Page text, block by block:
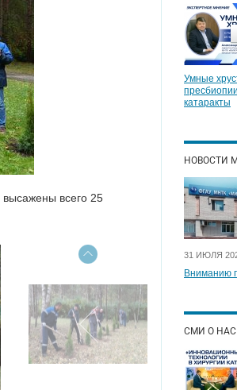
высажены всего 25
Умные
катаракты
НОВОСТИ
31 ИЮЛЯ
Вниманию
СМИ О НАС